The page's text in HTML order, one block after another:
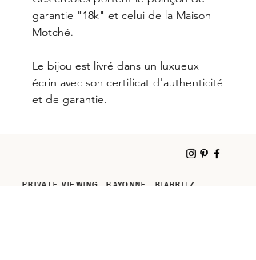
garantie "18k" et celui de la Maison
Motché.
Le bijou est livré dans un luxueux
écrin avec son certificat d'authenticité
et de garantie.
PRIVATE VIEWING . BAYONNE . BIARRITZ